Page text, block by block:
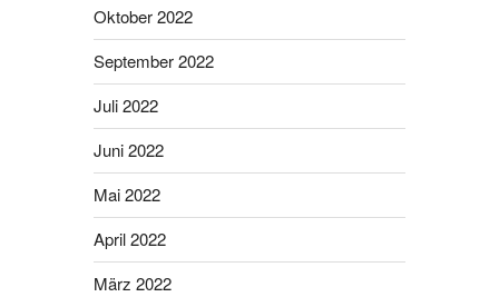
Oktober 2022
September 2022
Juli 2022
Juni 2022
Mai 2022
April 2022
März 2022